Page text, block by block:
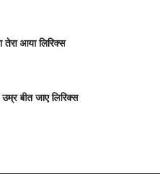
तेरा आया लिरिक्स
बीत जाए लिरिक्स